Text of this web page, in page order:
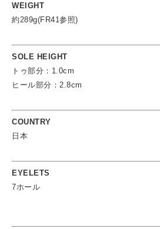
WEIGHT
約289g(FR41参照)
SOLE HEIGHT
トゥ部分：1.0cm
ヒール部分：2.8cm
COUNTRY
日本
EYELETS
7ホール